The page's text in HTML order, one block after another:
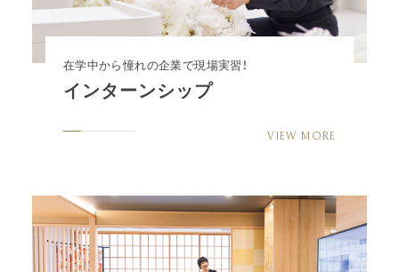
在学中から憧れの企業で現場実習！
インターンシップ
VIEW MORE